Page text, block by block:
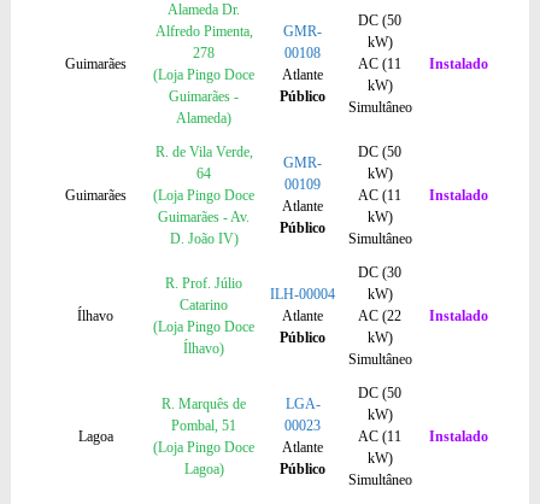
Guimarães
Alameda Dr.
Alfredo Pimenta,
278
(Loja Pingo Doce
Guimarães -
Alameda)
GMR-
00108
Atlante
Público
DC (50
kW)
AC (11
kW)
Simultâneo
Instalado
Guimarães
R. de Vila Verde,
64
(Loja Pingo Doce
Guimarães - Av.
D. João IV)
GMR-
00109
Atlante
Público
DC (50
kW)
AC (11
kW)
Simultâneo
Instalado
Ílhavo
R. Prof. Júlio
Catarino
(Loja Pingo Doce
Ílhavo)
ILH-00004
Atlante
Público
DC (30
kW)
AC (22
kW)
Simultâneo
Instalado
Lagoa
R. Marquês de
Pombal, 51
(Loja Pingo Doce
Lagoa)
LGA-
00023
Atlante
Público
DC (50
kW)
AC (11
kW)
Simultâneo
Instalado